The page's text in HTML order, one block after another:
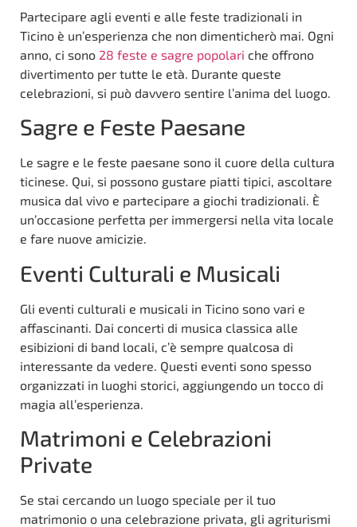
Partecipare agli eventi e alle feste tradizionali in
Ticino è un’esperienza che non dimenticherò mai. Ogni
anno, ci sono 28 feste e sagre popolari che offrono
divertimento per tutte le età. Durante queste
celebrazioni, si può davvero sentire l’anima del luogo.
Sagre e Feste Paesane
Le sagre e le feste paesane sono il cuore della cultura
ticinese. Qui, si possono gustare piatti tipici, ascoltare
musica dal vivo e partecipare a giochi tradizionali. È
un’occasione perfetta per immergersi nella vita locale
e fare nuove amicizie.
Eventi Culturali e Musicali
Gli eventi culturali e musicali in Ticino sono vari e
affascinanti. Dai concerti di musica classica alle
esibizioni di band locali, c’è sempre qualcosa di
interessante da vedere. Questi eventi sono spesso
organizzati in luoghi storici, aggiungendo un tocco di
magia all’esperienza.
Matrimoni e Celebrazioni
Private
Se stai cercando un luogo speciale per il tuo
matrimonio o una celebrazione privata, gli agriturismi